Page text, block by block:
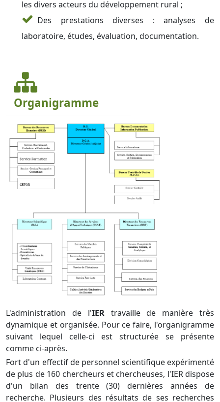
les divers acteurs du développement rural ;
Des prestations diverses : analyses de
laboratoire, études, évaluation, documentation.
Organigramme
L'administration de l'IERtravaille de manière très
dynamique et organisée. Pour ce faire, l'organigramme
suivant lequel celle-ci est structurée se présente
comme ci-après.
Fort d'un effectif de personnel scientifique expérimenté
de plus de 160 chercheurs et chercheuses, l'IER dispose
d'un bilan des trente (30) dernières années de
recherche. Plusieurs des résultats de ses recherches